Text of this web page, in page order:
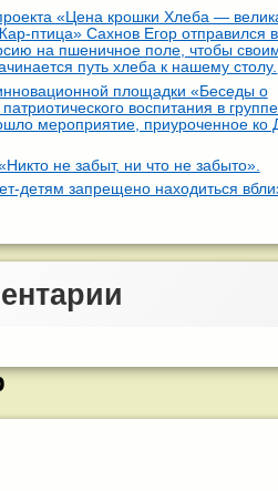
«Цена крошки Хлеба —
птица» Сахнов Егор отправился в
на пшеничное поле, чтобы
путь хлеба к нашему столу.
площадки «Беседы о
воспитания в
мероприятие, приуроченное ко
не забыт, ни что не забыто».
детям запрещено находиться